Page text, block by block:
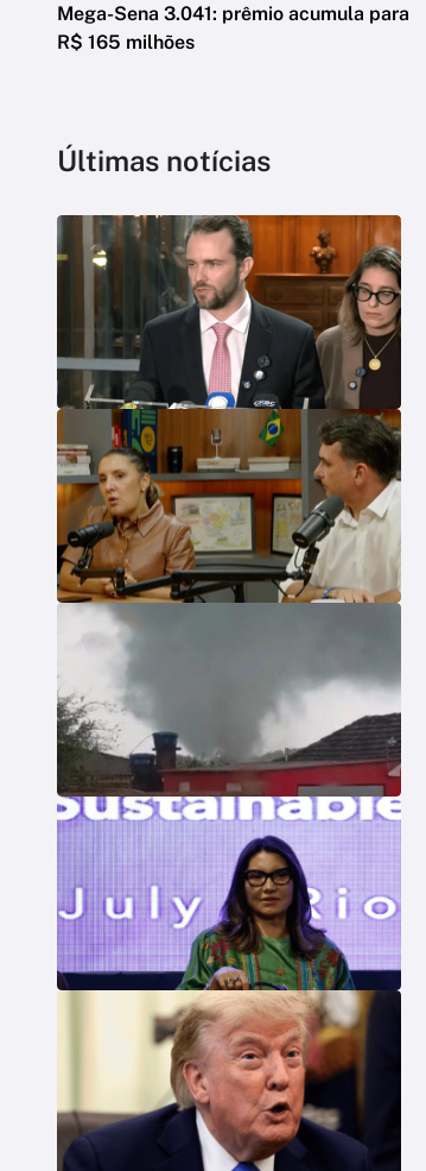
Mega-Sena 3.041: prêmio acumula para
R$ 165 milhões
Últimas notícias